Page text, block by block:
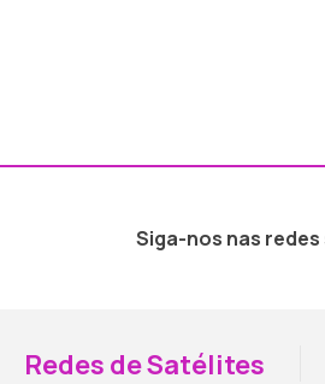
Siga-nos nas
Redes de Satélites